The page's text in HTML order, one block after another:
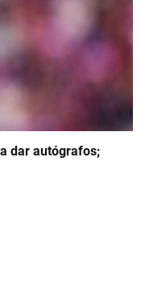
dar autógrafos;